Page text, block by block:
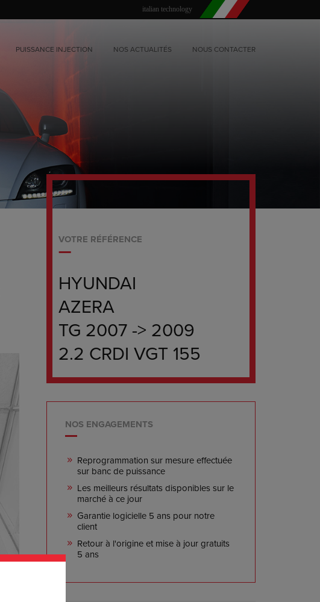
italian technology
PUISSANCE INJECTION NOS ACTUALITÉS NOUS CONTACTER
VOTRE RÉFÉRENCE
HYUNDAI
AZERA
TG 2007 -> 2009
2.2 CRDI VGT 155
NOS ENGAGEMENTS
Reprogrammation sur mesure effectuée
sur banc de puissance
Les meilleurs résultats disponibles sur le
marché à ce jour
Garantie logicielle 5 ans pour notre
client
Retour à l'origine et mise à jour gratuits
5 ans